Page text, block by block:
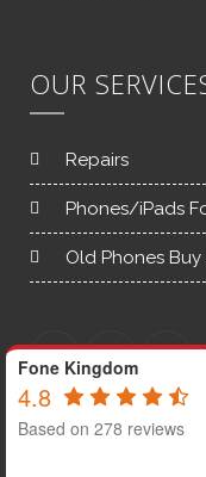
OUR
Repairs
Phones/iPads
Old Phones
Shop 2A, Kings
Fone Kingdom
4.8
Based on 278 reviews